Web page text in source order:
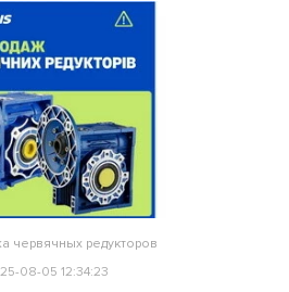
червячных редукторов
08-05 12:34:23